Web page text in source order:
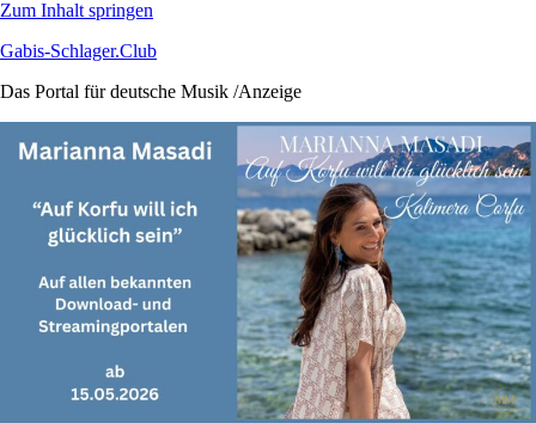
Zum Inhalt springen
Gabis-Schlager.Club
Das Portal für deutsche Musik /Anzeige